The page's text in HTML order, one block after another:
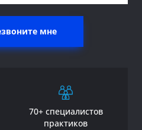
мне
70+ специалистов
практиков